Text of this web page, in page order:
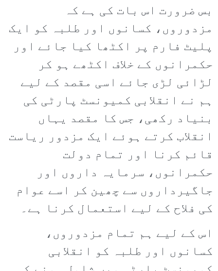
بس ضرورت اس بات کی ہے کہ
مزدوروں، کسانوں اور طلبہ کو ایک
پلیٹ فارم پر اکٹھا کیا جائے اور
حکمرانوں کے خلاف اکٹھے ہو کر
لڑائی لڑی جائے اسی مقصد کے لیے
ہم نے انقلابی کمیونسٹ پارٹی کی
بنیاد رکھی، جس کا مقصد یہاں
انقلاب کرتے ہوئے ایک مزدور ریاست
قائم کرنا اور تمام دولت
حکمرانوں، سرمایہ داروں اور
جاگیرداروں سے چھین کر اسے عوام
کی فلاح کے لیے استعمال کرنا ہے۔
اس کے لیے ہم تمام مزدوروں،
کسانوں اور طلبہ کو انقلابی